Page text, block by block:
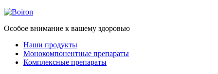
Особое внимание к вашему здоровью
Наши продукты
Монокомпонентные препараты
Комплексные препараты